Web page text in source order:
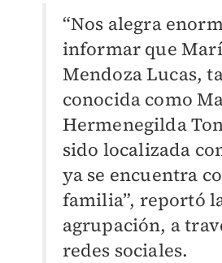
“Nos alegra
informar que
Mendoza Lucas,
conocida como
Hermenegilda
sido localizada
ya se encuentra
familia”, reportó
agrupación, a
redes sociales.